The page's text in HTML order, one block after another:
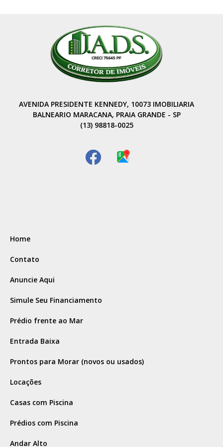
17h30 Sáb.: 09h às 15h #SalaComercial #LocaçãoComercial
#PraiaGrande #VilaCaiçara #JADSSantana #PGImóveis
#ImóvelComercial #Negócios #PontoEstratégico #Comércio
#Oportunidade
AVENIDA PRESIDENTE KENNEDY, 10073 IMOBILIARIA
BALNEARIO MARACANA, PRAIA GRANDE - SP
(13) 98818-0025
Home
Contato
Anuncie Aqui
Simule Seu Financiamento
Prédio frente ao Mar
Entrada Baixa
Prontos para Morar (novos ou usados)
Locações
Casas com Piscina
Prédios com Piscina
Andar Alto